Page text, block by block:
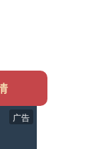
广告